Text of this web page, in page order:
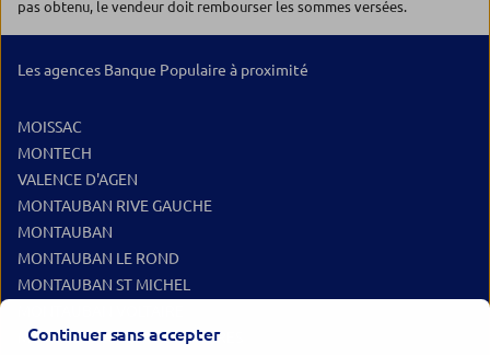
pas obtenu, le vendeur doit rembourser les sommes versées.
Les agences Banque Populaire à proximité
MOISSAC
MONTECH
VALENCE D'AGEN
MONTAUBAN RIVE GAUCHE
MONTAUBAN
MONTAUBAN LE ROND
MONTAUBAN ST MICHEL
MONTAUBAN CENTRE AFFAIRES
Continuer sans accepter